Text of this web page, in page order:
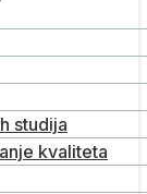
studija
kvaliteta